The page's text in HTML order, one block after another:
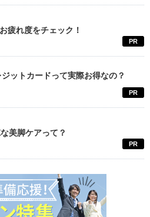
疲れ度をチェック！
PR
ットカードって実際お得なの？
PR
美脚ケアって？
PR